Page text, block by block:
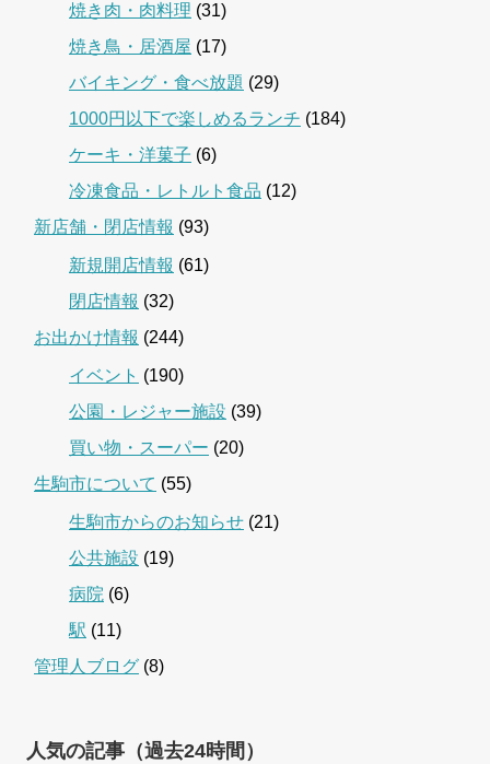
焼き肉・肉料理 (31)
焼き鳥・居酒屋 (17)
バイキング・食べ放題 (29)
1000円以下で楽しめるランチ (184)
ケーキ・洋菓子 (6)
冷凍食品・レトルト食品 (12)
新店舗・閉店情報 (93)
新規開店情報 (61)
閉店情報 (32)
お出かけ情報 (244)
イベント (190)
公園・レジャー施設 (39)
買い物・スーパー (20)
生駒市について (55)
生駒市からのお知らせ (21)
公共施設 (19)
病院 (6)
駅 (11)
管理人ブログ (8)
人気の記事（過去24時間）